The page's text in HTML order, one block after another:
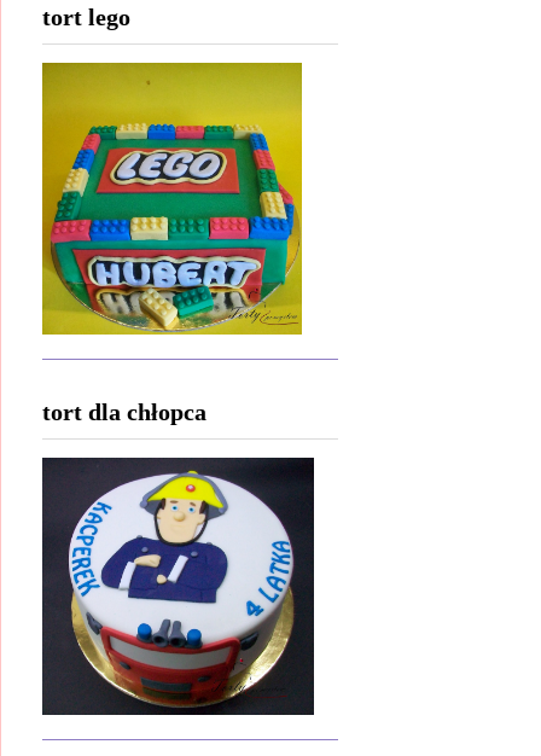
tort lego
tort dla chłopca